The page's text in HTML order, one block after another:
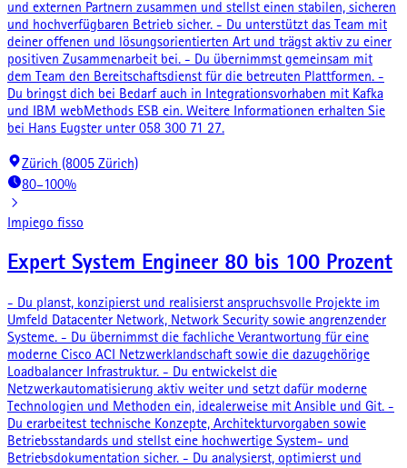
und externen Partnern zusammen und stellst einen stabilen, sicheren
und hochverfügbaren Betrieb sicher. - Du unterstützt das Team mit
deiner offenen und lösungsorientierten Art und trägst aktiv zu einer
positiven Zusammenarbeit bei. - Du übernimmst gemeinsam mit
dem Team den Bereitschaftsdienst für die betreuten Plattformen. -
Du bringst dich bei Bedarf auch in Integrationsvorhaben mit Kafka
und IBM webMethods ESB ein. Weitere Informationen erhalten Sie
bei Hans Eugster unter 058 300 71 27.
Zürich (8005 Zürich)
80–100%
Impiego fisso
Expert System Engineer 80 bis 100 Prozent
- Du planst, konzipierst und realisierst anspruchsvolle Projekte im
Umfeld Datacenter Network, Network Security sowie angrenzender
Systeme. - Du übernimmst die fachliche Verantwortung für eine
moderne Cisco ACI Netzwerklandschaft sowie die dazugehörige
Loadbalancer Infrastruktur. - Du entwickelst die
Netzwerkautomatisierung aktiv weiter und setzt dafür moderne
Technologien und Methoden ein, idealerweise mit Ansible und Git. -
Du erarbeitest technische Konzepte, Architekturvorgaben sowie
Betriebsstandards und stellst eine hochwertige System- und
Betriebsdokumentation sicher. - Du analysierst, optimierst und